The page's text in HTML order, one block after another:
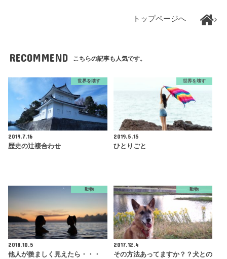
トップページへ
RECOMMEND こちらの記事も人気です。
世界を壊す
2019.7.16
歴史の辻褄合わせ
世界を壊す
2019.5.15
ひとりごと
動物
2018.10.5
他人が羨ましく見えたら・・・
動物
2017.12.4
その方法あってますか？？犬との